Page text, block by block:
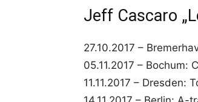
Jeff Cascaro
27.10.2017 –
05.11.2017 – Bochum:
11.11.2017 – Dresden: